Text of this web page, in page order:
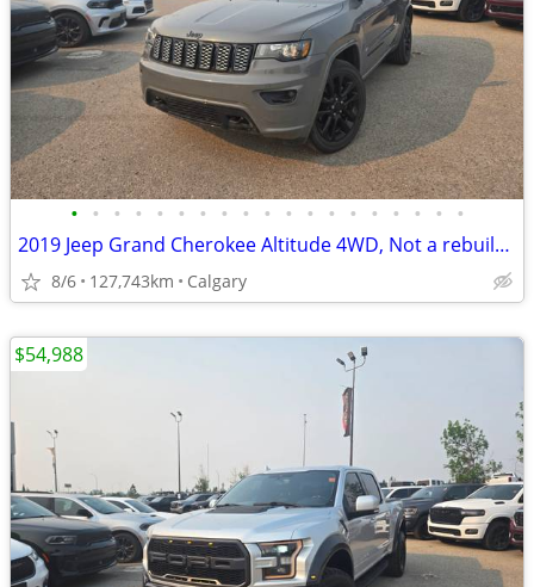
• • • • • • • • • • • • • • • • • • •
2019 Jeep Grand Cherokee Altitude 4WD, Not a rebuild, Local #250418A
8/6 127,743km Calgary
$54,988